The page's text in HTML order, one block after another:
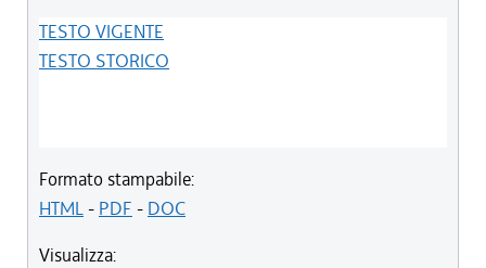
TESTO VIGENTE
TESTO STORICO
Formato stampabile:
HTML- PDF - DOC
Visualizza: